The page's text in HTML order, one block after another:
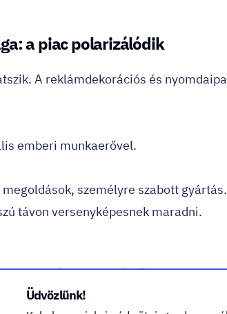
a piac polarizálódik
A reklámdekorációs és
emberi munkaerővel.
személyre szabott gyártás.
távon versenyképesnek maradni.
reklámdekorációs piacnak?
Üdvözlünk!